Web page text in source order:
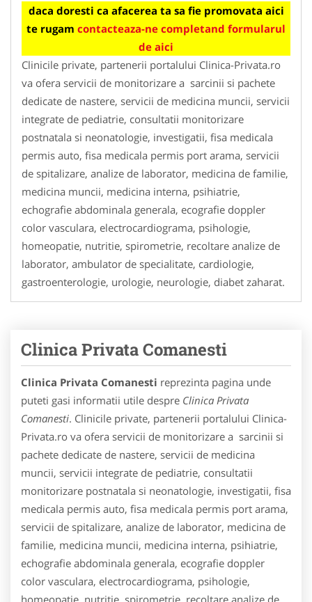
daca doresti ca afacerea ta sa fie promovata aici
te rugam contacteaza-ne completand formularul
de aici
Clinicile private, partenerii portalului Clinica-Privata.ro
va ofera servicii de monitorizare a sarcinii si pachete
dedicate de nastere, servicii de medicina muncii, servicii
integrate de pediatrie, consultatii monitorizare
postnatala si neonatologie, investigatii, fisa medicala
permis auto, fisa medicala permis port arama, servicii
de spitalizare, analize de laborator, medicina de familie,
medicina muncii, medicina interna, psihiatrie,
echografie abdominala generala, ecografie doppler
color vasculara, electrocardiograma, psihologie,
homeopatie, nutritie, spirometrie, recoltare analize de
laborator, ambulator de specialitate, cardiologie,
gastroenterologie, urologie, neurologie, diabet zaharat.
Clinica Privata Comanesti
Clinica Privata Comanesti reprezinta pagina unde
puteti gasi informatii utile despre Clinica Privata
Comanesti. Clinicile private, partenerii portalului Clinica-
Privata.ro va ofera servicii de monitorizare a sarcinii si
pachete dedicate de nastere, servicii de medicina
muncii, servicii integrate de pediatrie, consultatii
monitorizare postnatala si neonatologie, investigatii, fisa
medicala permis auto, fisa medicala permis port arama,
servicii de spitalizare, analize de laborator, medicina de
familie, medicina muncii, medicina interna, psihiatrie,
echografie abdominala generala, ecografie doppler
color vasculara, electrocardiograma, psihologie,
homeopatie, nutritie, spirometrie, recoltare analize de